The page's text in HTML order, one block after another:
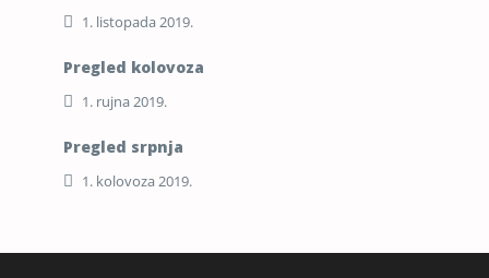
1. listopada 2019.
Pregled kolovoza
1. rujna 2019.
Pregled srpnja
1. kolovoza 2019.